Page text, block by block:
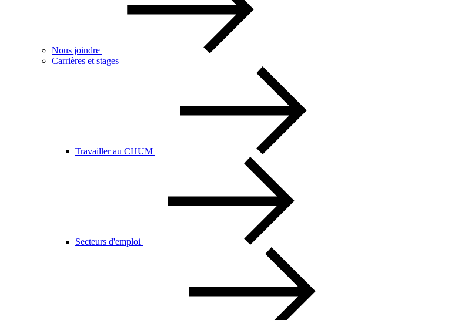
Nous joindre
Carrières et stages
Travailler au CHUM
Secteurs d'emploi